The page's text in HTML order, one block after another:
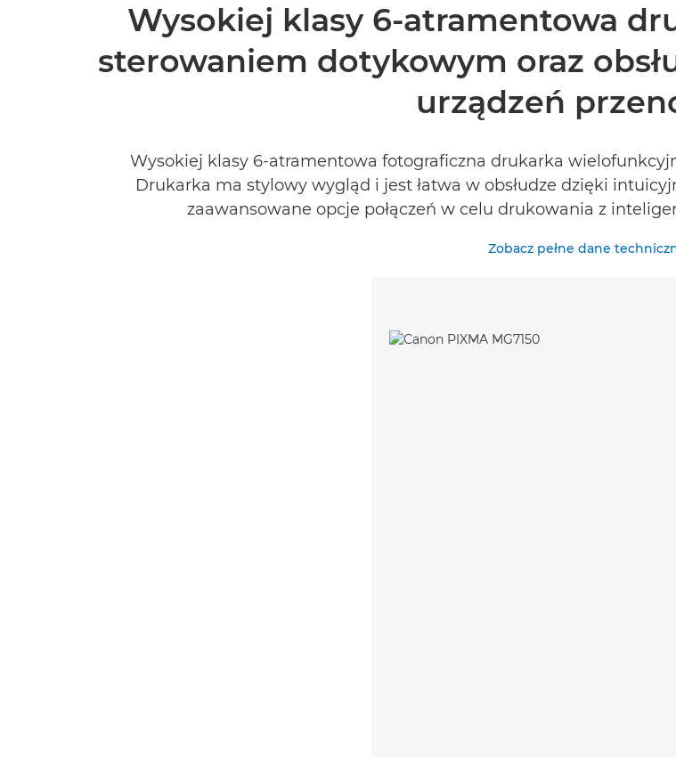
Wysokiej klasy 6-atramentowa
sterowaniem dotykowym oraz
urządzeń
Wysokiej klasy 6-atramentowa fotograficzna drukarka
Drukarka ma stylowy wygląd i jest łatwa w obsłudze dzięki
zaawansowane opcje połączeń w celu drukowania z
Zobacz pełne dane